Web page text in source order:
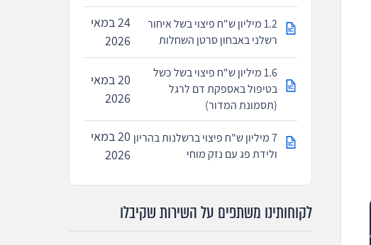
1.2 מיליון ש"ח פיצוי בשל איחור
רשלני באבחון סרטן השחלות
24 במאי
2026
1.6 מיליון ש"ח פיצוי בשל כשל
בטיפול באספקת דם לרגל
(תסמונת המדור)
20 במאי
2026
7 מיליון ש"ח פיצוי ברשלנות בהריון
ולידת פג עם נזק מוחי
20 במאי
2026
לקוחותינו משתפים על השירות שקיבלו